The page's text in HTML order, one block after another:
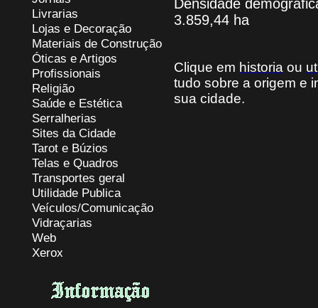
Livrarias
Lojas e Decoração
Materiais de Construção
Óticas e Artigos
Profissionais
Religião
Saúde e Estética
Serralherias
Sites da Cidade
Tarot e Búzios
Telas e Quadros
Transportes geral
Utilidade Publica
Veículos/Comunicação
Vidraçarias
Web
Xerox
Densidade
3.859,44 ha
Clique em historia ou
tudo sobre a origem e
sua cidade.